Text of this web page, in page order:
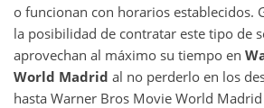
o funcionan con horarios establecidos.
la posibilidad de contratar este tipo de
aprovechan al máximo su tiempo en
World Madrid al no perderlo en los
hasta Warner Bros Movie World